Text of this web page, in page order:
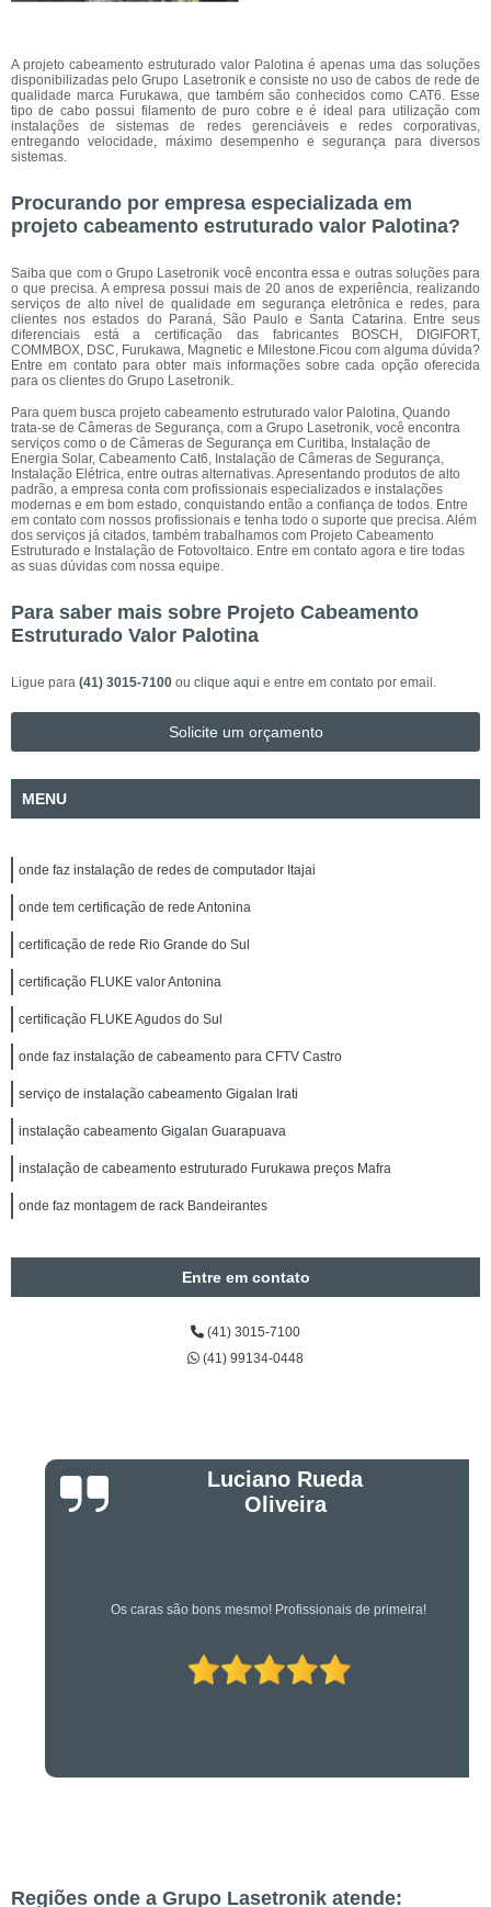
A projeto cabeamento estruturado valor Palotina é apenas uma das soluções
disponibilizadas pelo Grupo Lasetronik e consiste no uso de cabos de rede de
qualidade marca Furukawa, que também são conhecidos como CAT6. Esse
tipo de cabo possui filamento de puro cobre e é ideal para utilização com
instalações de sistemas de redes gerenciáveis e redes corporativas,
entregando velocidade, máximo desempenho e segurança para diversos
sistemas.
Procurando por empresa especializada em
projeto cabeamento estruturado valor Palotina?
Saiba que com o Grupo Lasetronik você encontra essa e outras soluções para
o que precisa. A empresa possui mais de 20 anos de experiência, realizando
serviços de alto nível de qualidade em segurança eletrônica e redes, para
clientes nos estados do Paraná, São Paulo e Santa Catarina. Entre seus
diferenciais está a certificação das fabricantes BOSCH, DIGIFORT,
COMMBOX, DSC, Furukawa, Magnetic e Milestone.Ficou com alguma dúvida?
Entre em contato para obter mais informações sobre cada opção oferecida
para os clientes do Grupo Lasetronik.
Para quem busca projeto cabeamento estruturado valor Palotina, Quando
trata-se de Câmeras de Segurança, com a Grupo Lasetronik, você encontra
serviços como o de Câmeras de Segurança em Curitiba, Instalação de
Energia Solar, Cabeamento Cat6, Instalação de Câmeras de Segurança,
Instalação Elétrica, entre outras alternativas. Apresentando produtos de alto
padrão, a empresa conta com profissionais especializados e instalações
modernas e em bom estado, conquistando então a confiança de todos. Entre
em contato com nossos profissionais e tenha todo o suporte que precisa. Além
dos serviços já citados, também trabalhamos com Projeto Cabeamento
Estruturado e Instalação de Fotovoltaico. Entre em contato agora e tire todas
as suas dúvidas com nossa equipe.
Para saber mais sobre Projeto Cabeamento
Estruturado Valor Palotina
Ligue para (41) 3015-7100 ou clique aqui e entre em contato por email.
Solicite um orçamento
MENU
onde faz instalação de redes de computador Itajai
onde tem certificação de rede Antonina
certificação de rede Rio Grande do Sul
certificação FLUKE valor Antonina
certificação FLUKE Agudos do Sul
onde faz instalação de cabeamento para CFTV Castro
serviço de instalação cabeamento Gigalan Irati
instalação cabeamento Gigalan Guarapuava
instalação de cabeamento estruturado Furukawa preços Mafra
onde faz montagem de rack Bandeirantes
Entre em contato
(41) 3015-7100
(41) 99134-0448
Luciano Rueda
Oliveira
Os caras são bons mesmo! Profissionais de primeira!
Regiões onde a Grupo Lasetronik atende: